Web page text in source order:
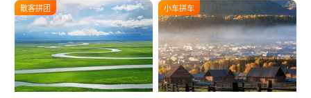
散客拼团 小车拼车